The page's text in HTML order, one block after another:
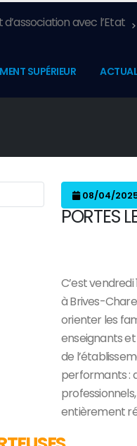
avec l’Etat
SUPÉRIEUR
08/04/
PORTES
C’est
à Brives-
orienter les
enseignants
de
performants :
entièrement